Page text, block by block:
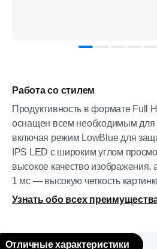
Работа со стилем
Продуктивность в формате Full
оснащен всем необходимым для
включая режим LowBlue для
IPS LED с широким углом
высокое качество изображения,
1 мс — высокую четкость
Узнать обо всех
Отличные характеристики